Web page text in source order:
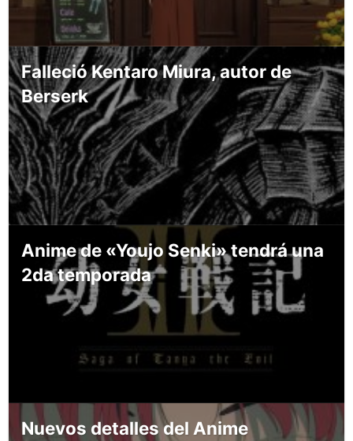
Falleció Kentaro Miura, autor de
Berserk
Anime de «Youjo Senki» tendrá una
2da temporada
Nuevos detalles del Anime